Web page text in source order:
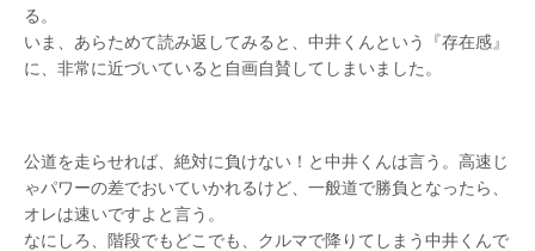
る。
いま、あらためて読み返してみると、中井くんという『存在感』
に、非常に近づいていると自画自賛してしまいました。
公道を走らせれば、絶対に負けない！と中井くんは言う。高速じ
ゃパワーの差でおいていかれるけど、一般道で勝負となったら、
オレは速いですよと言う。
なにしろ、階段でもどこでも、クルマで降りてしまう中井くんで